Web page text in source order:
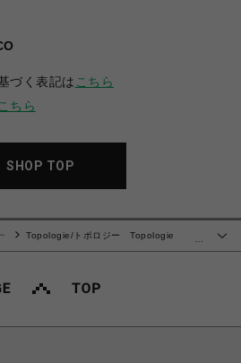
づく表記は こちら
こちら
SHOP TOP
Topologie/トポロジー Topologie